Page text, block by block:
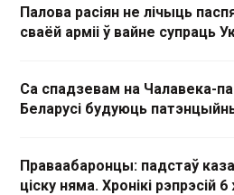
Палова расіян не лічыць
сваёй арміі ў вайне супраць
Са спадзевам на Чалавека-
Беларусі будуюць
Праваабаронцы: падстаў
ціску няма. Хронікі рэпрэсій 6